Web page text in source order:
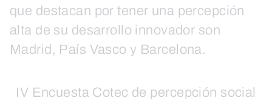
que destacan por tener una percepción
alta de su desarrollo innovador son
Madrid, País Vasco y Barcelona.
IV Encuesta Cotec de percepción social